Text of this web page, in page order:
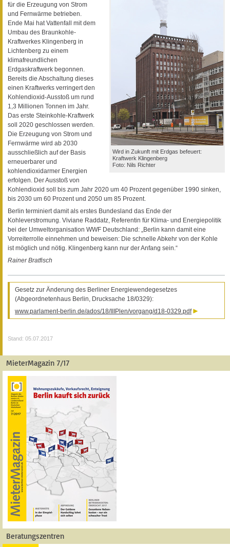
Wird in Zukunft mit Erdgas befeuert:
Kraftwerk Klingenberg
Foto: Nils Richter
für die Erzeugung von Strom
und Fernwärme betrieben.
Ende Mai hat Vattenfall mit dem
Umbau des Braunkohle-
Kraftwerkes Klingenberg in
Lichtenberg zu einem
klimafreundlichen
Erdgaskraftwerk begonnen.
Bereits die Abschaltung dieses
einen Kraftwerks verringert den
Kohlendioxid-Ausstoß um rund
1,3 Millionen Tonnen im Jahr.
Das erste Steinkohle-Kraftwerk
soll 2020 geschlossen werden.
Die Erzeugung von Strom und
Fernwärme wird ab 2030
ausschließlich auf der Basis
erneuerbarer und
kohlendioxidarmer Energien
erfolgen. Der Ausstoß von
Kohlendioxid soll bis zum Jahr 2020 um 40 Prozent gegenüber 1990 sinken,
bis 2030 um 60 Prozent und 2050 um 85 Prozent.
Berlin terminiert damit als erstes Bundesland das Ende der
Kohleverstromung. Viviane Raddatz, Referentin für Klima- und Energiepolitik
bei der Umweltorganisation WWF Deutschland: „Berlin kann damit eine
Vorreiterrolle einnehmen und beweisen: Die schnelle Abkehr von der Kohle
ist möglich und nötig. Klingenberg kann nur der Anfang sein.“
Rainer Bratfisch
Gesetz zur Änderung des Berliner Energiewendegesetzes
(Abgeordnetenhaus Berlin, Drucksache 18/0329):
www.parlament-berlin.de/ados/18/IIIPlen/vorgang/d18-0329.pdf
Stand: 05.07.2017
MieterMagazin 7/17
Beratungszentren